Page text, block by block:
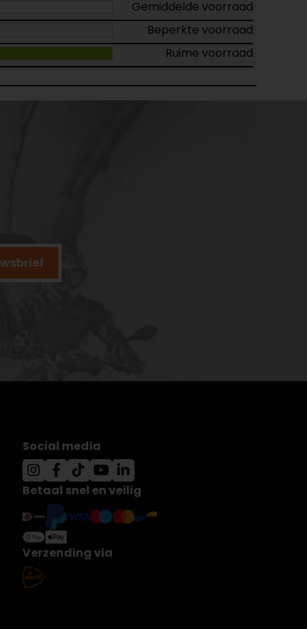
Gemiddelde voorraad
Beperkte voorraad
Ruime voorraad
Social media
Betaal snel en veilig
Verzending via